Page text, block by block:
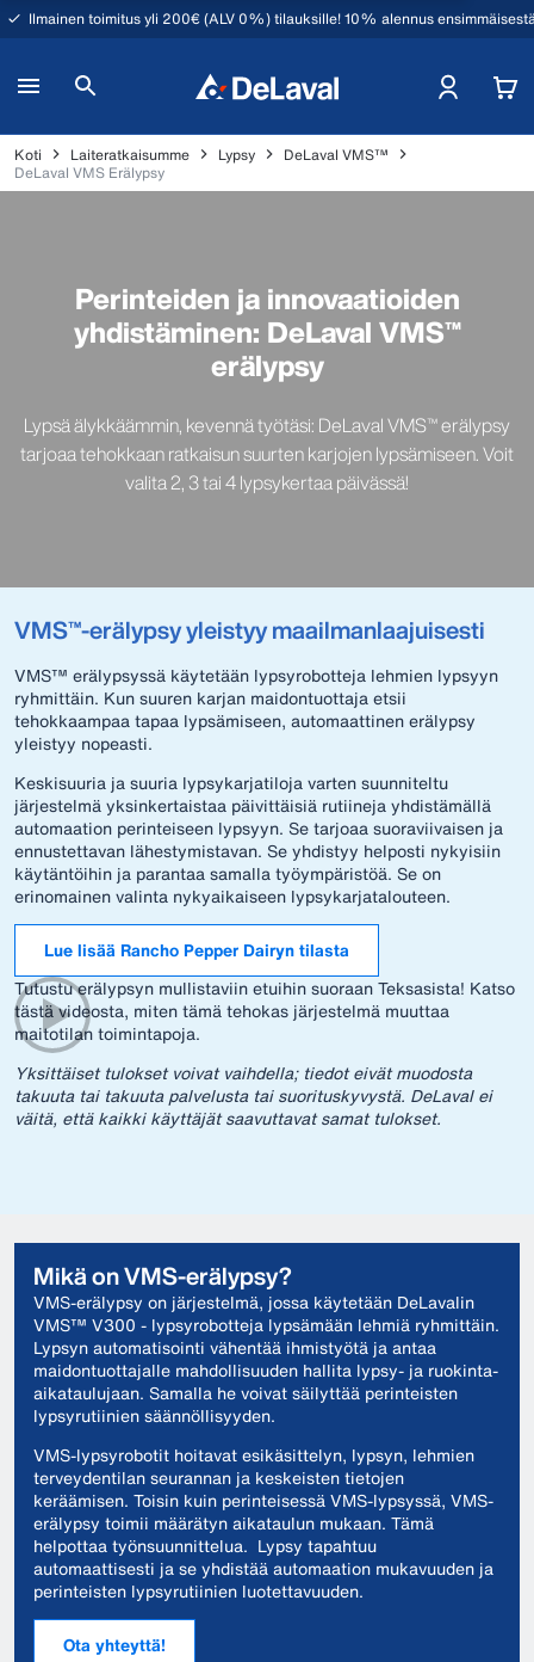
Ilmainen toimitus yli 200€ (ALV 0%) tilauksille! 10% alennus
Koti Laiteratkaisumme Lypsy
DeLaval VMS™
DeLaval VMS Erälypsy
Perinteiden ja innovaatioiden
yhdistäminen: DeLaval VMS™
erälypsy
Lypsä älykkäämmin, kevennä työtäsi: DeLaval VMS™ erälypsy
tarjoaa tehokkaan ratkaisun suurten karjojen lypsämiseen. Voit
valita 2, 3 tai 4 lypsykertaa päivässä!
VMS™-erälypsy yleistyy maailmanlaajuisesti
VMS™ erälypsyssä käytetään lypsyrobotteja lehmien lypsyyn
ryhmittäin. Kun suuren karjan maidontuottaja etsii
tehokkaampaa tapaa lypsämiseen, automaattinen erälypsy
yleistyy nopeasti.
Keskisuuria ja suuria lypsykarjatiloja varten suunniteltu
järjestelmä yksinkertaistaa päivittäisiä rutiineja yhdistämällä
automaation perinteiseen lypsyyn. Se tarjoaa suoraviivaisen ja
ennustettavan lähestymistavan. Se yhdistyy helposti nykyisiin
käytäntöihin ja parantaa samalla työympäristöä. Se on
erinomainen valinta nykyaikaiseen lypsykarjatalouteen.
Lue lisää Rancho Pepper Dairyn tilasta
Tutustu erälypsyn mullistaviin etuihin suoraan Teksasista! Katso
tästä videosta, miten tämä tehokas järjestelmä muuttaa
maitotilan toimintapoja.
Yksittäiset tulokset voivat vaihdella; tiedot eivät muodosta
takuuta tai takuuta palvelusta tai suorituskyvystä. DeLaval ei
väitä, että kaikki käyttäjät saavuttavat samat tulokset.
Mikä on VMS-erälypsy?
VMS-erälypsy on järjestelmä, jossa käytetään DeLavalin
VMS™ V300 - lypsyrobotteja lypsämään lehmiä ryhmittäin.
Lypsyn automatisointi vähentää ihmistyötä ja antaa
maidontuottajalle mahdollisuuden hallita lypsy- ja ruokinta-
aikataulujaan. Samalla he voivat säilyttää perinteisten
lypsyrutiinien säännöllisyyden.
VMS-lypsyrobotit hoitavat esikäsittelyn, lypsyn, lehmien
terveydentilan seurannan ja keskeisten tietojen
keräämisen. Toisin kuin perinteisessä VMS-lypsyssä, VMS-
erälypsy toimii määrätyn aikataulun mukaan. Tämä
helpottaa työnsuunnittelua. Lypsy tapahtuu
automaattisesti ja se yhdistää automaation mukavuuden ja
perinteisten lypsyrutiinien luotettavuuden.
Ota yhteyttä!